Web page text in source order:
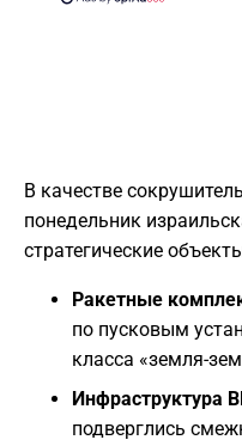
В качестве
понедельник
стратегические
Ракетные
по пусковым
класса «земля-
Инфраструктура
подверглись